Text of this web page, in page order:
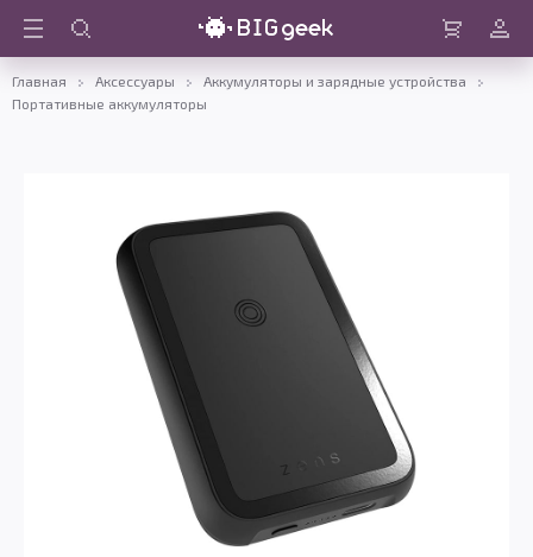
Войти
Главная Аксессуары
Аккумуляторы и зарядные устройства
Портативные аккумуляторы